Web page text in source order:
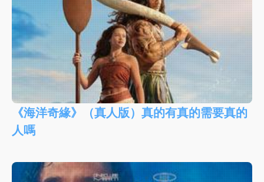
《海洋奇緣》（真人版）真的有真的需要真的
人嗎